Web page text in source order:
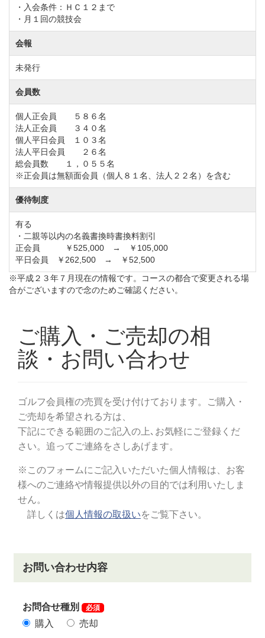
・入会条件：ＨＣ１２まで
・月１回の競技会
会報
未発行
会員数
個人正会員 ５８６名
法人正会員 ３４０名
個人平日会員 １０３名
法人平日会員 ２６名
総会員数 １，０５５名
※正会員は無額面会員（個人８１名、法人２２名）を含む
優待制度
有る
・二親等以内の名義書換時書換料割引
正会員 ￥525,000 → ￥105,000
平日会員 ￥262,500 → ￥52,500
※平成２３年７月現在の情報です。コースの都合で変更される場
合がございますので念のためご確認ください。